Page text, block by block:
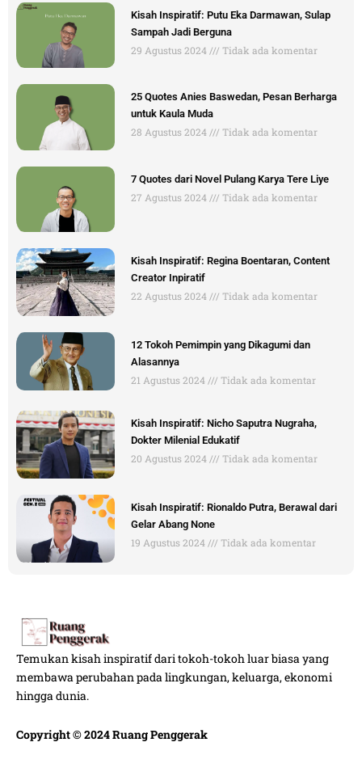
Kisah Inspiratif: Putu Eka Darmawan, Sulap
Sampah Jadi Berguna
29 Agustus 2024 Tidak ada komentar
25 Quotes Anies Baswedan, Pesan Berharga
untuk Kaula Muda
28 Agustus 2024 Tidak ada komentar
7 Quotes dari Novel Pulang Karya Tere Liye
27 Agustus 2024 Tidak ada komentar
Kisah Inspiratif: Regina Boentaran, Content
Creator Inpiratif
22 Agustus 2024 Tidak ada komentar
12 Tokoh Pemimpin yang Dikagumi dan
Alasannya
21 Agustus 2024 Tidak ada komentar
Kisah Inspiratif: Nicho Saputra Nugraha,
Dokter Milenial Edukatif
20 Agustus 2024 Tidak ada komentar
Kisah Inspiratif: Rionaldo Putra, Berawal dari
Gelar Abang None
19 Agustus 2024 Tidak ada komentar
Temukan kisah inspiratif dari tokoh-tokoh luar biasa yang
membawa perubahan pada lingkungan, keluarga, ekonomi
hingga dunia.
Copyright © 2024 Ruang Penggerak